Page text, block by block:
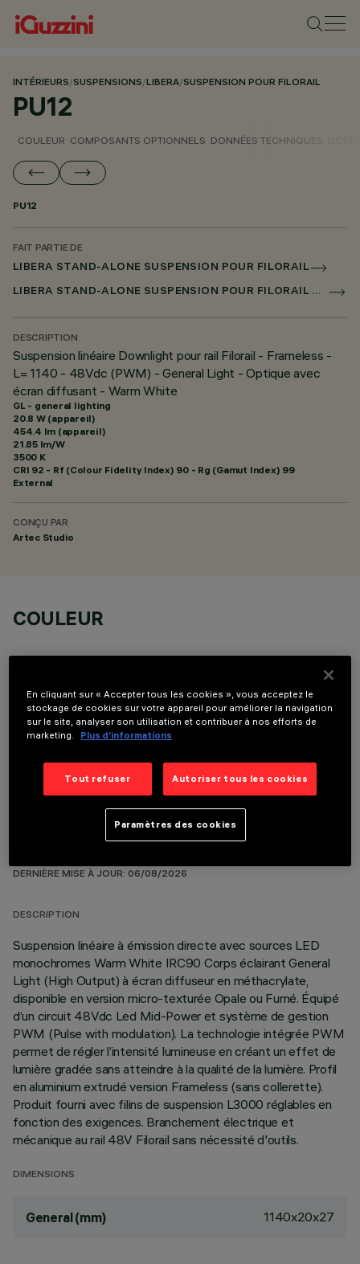
INTÉRIEURS/SUSPENSIONS/LIBERA/SUSPENSION POUR FILORAIL
PU12
COULEUR COMPOSANTS OPTIONNELS DONNÉES TECHNIQUES
PU12
FAIT PARTIE DE
LIBERA STAND-ALONE SUSPENSION POUR FILORAIL
LIBERA STAND-ALONE SUSPENSION POUR FILORAIL DALI BROADCAST
DESCRIPTION
Suspension linéaire Downlight pour rail Filorail - Frameless -
L= 1140 - 48Vdc (PWM) - General Light - Optique avec
écran diffusant - Warm White
GL - general lighting
20.8 W (appareil)
454.4 lm (appareil)
21.85 lm/W
3500 K
CRI 92 - Rf (Colour Fidelity Index) 90 - Rg (Gamut Index) 99
External
CONÇU PAR
Artec Studio
COULEUR
COMPOSANTS OPTIONNELS
DERNIÈRE MISE À JOUR: 06/08/2026
DESCRIPTION
Suspension linéaire à émission directe avec sources LED
monochromes Warm White IRC90 Corps éclairant General
Light (High Output) à écran diffuseur en méthacrylate,
disponible en version micro-texturée Opale ou Fumé. Équipé
d’un circuit 48Vdc Led Mid-Power et système de gestion
PWM (Pulse with modulation). La technologie intégrée PWM
permet de régler l’intensité lumineuse en créant un effet de
lumière gradée sans atteindre à la qualité de la lumière. Profil
en aluminium extrudé version Frameless (sans collerette).
Produit fourni avec filins de suspension L3000 réglables en
fonction des exigences. Branchement électrique et
mécanique au rail 48V Filorail sans nécessité d'outils.
DIMENSIONS
General (mm) 1140x20x27
En cliquant sur « Accepter tous les cookies », vous acceptez le
stockage de cookies sur votre appareil pour améliorer la navigation
sur le site, analyser son utilisation et contribuer à nos efforts de
marketing.
Plus d’informations
Tout refuser Autoriser tous les cookies
Paramètres des cookies